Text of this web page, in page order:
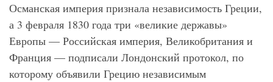
Османская империя признала независимость Греции,
а 3 февраля 1830 года три «великие державы»
Европы — Российская империя, Великобритания и
Франция — подписали Лондонский протокол, по
которому объявили Грецию независимым